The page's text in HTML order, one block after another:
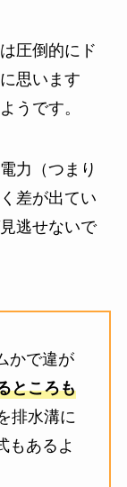
圧倒的にド
思います
うです。
力（つまり
差が出てい
逃せないで
かで違が
ところも
排水溝に
もあるよ